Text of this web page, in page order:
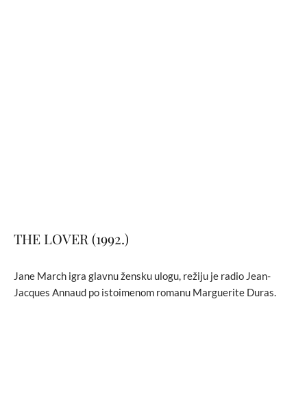
THE LOVER (1992.)
Jane March igra glavnu žensku ulogu, režiju je radio Jean-
Jacques Annaud po istoimenom romanu Marguerite Duras.